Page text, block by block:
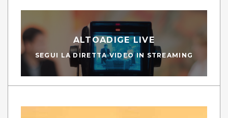
ALTOADIGE LIVE
SEGUI LA DIRETTA VIDEO IN STREAMING